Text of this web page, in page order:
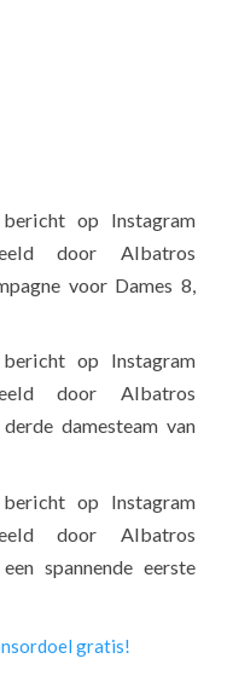
op Instagram
door Albatros
voor Dames 8,
op Instagram
door Albatros
damesteam van
op Instagram
door Albatros
spannende eerste